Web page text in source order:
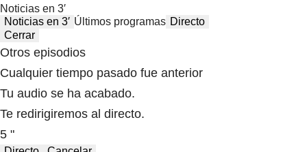
Noticias en 3′
Noticias en 3′ Últimos programas Directo
Cerrar
Otros episodios
Cualquier tiempo pasado fue anterior
Tu audio se ha acabado.
Te redirigiremos al directo.
5 "